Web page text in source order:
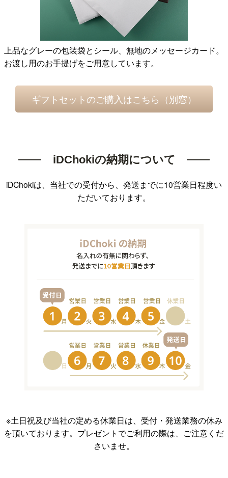
上品なグレーの包装袋とシール、無地のメッセージカード。
お渡し用のお手提げをご用意しています。
ギフトセットのご購入はこちら（別窓）
iDChokiの納期について
iDChokiは、当社での受付から、発送までに10営業日程度い
ただいております。
※土日祝及び当社の定める休業日は、受付・発送業務の休み
を頂いております。プレゼントでご利用の際は、ご注意くだ
さいませ。